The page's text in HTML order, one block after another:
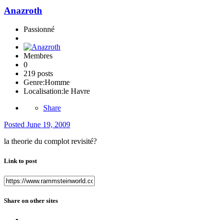
Anazroth
Passionné
Membres
0
219 posts
Genre:Homme
Localisation:le Havre
Share
Posted June 19, 2009
la theorie du complot revisité?
Link to post
Share on other sites